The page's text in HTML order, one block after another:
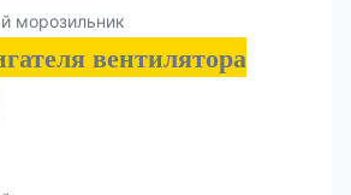
вентилятора